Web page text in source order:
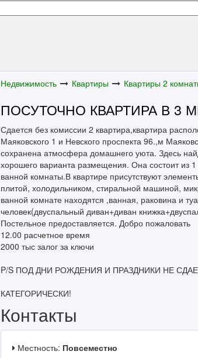
Недвижимость Квартиры Квартиры 2
ПОСУТОЧНО КВАРТИРА В 3
Сдается без комиссии 2 квартира,квартира
Маяковского 1 и Невского проспекта 96.,м
сохранена атмосфера домашнего уюта. Здесь
хорошего варианта размещения. Она состоит из
ванной комнаты.В квартире присутствуют
плитой, холодильником, стиральной машиной,
ванной комнате находятся ,ванная, раковина и
человек(двуспальный диван+диван
Постельное предоставляется. Добро пожаловать
12.00 расчетное время
2000 тыс залог за ключи
P/S ПОД ДНИ РОЖДЕНИЯ И ПРАЗДНИКИ НЕ
КАТЕГОРИЧЕСКИ!
Контакты
Местность: Повсеместно